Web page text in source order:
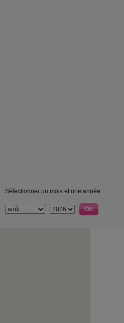
Sélectionner un mois et une année :